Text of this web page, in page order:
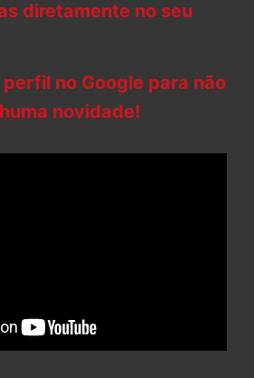
diretamente no seu
perfil no Google para não
novidade!